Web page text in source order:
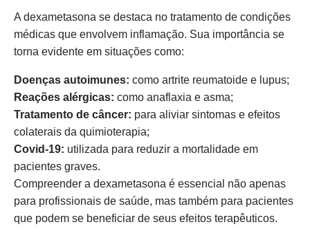
A dexametasona se destaca no tratamento de condições
médicas que envolvem inflamação. Sua importância se
torna evidente em situações como:
Doenças autoimunes: como artrite reumatoide e lupus;
Reações alérgicas: como anaflaxia e asma;
Tratamento de câncer: para aliviar sintomas e efeitos
colaterais da quimioterapia;
Covid-19: utilizada para reduzir a mortalidade em
pacientes graves.
Compreender a dexametasona é essencial não apenas
para profissionais de saúde, mas também para pacientes
que podem se beneficiar de seus efeitos terapêuticos.